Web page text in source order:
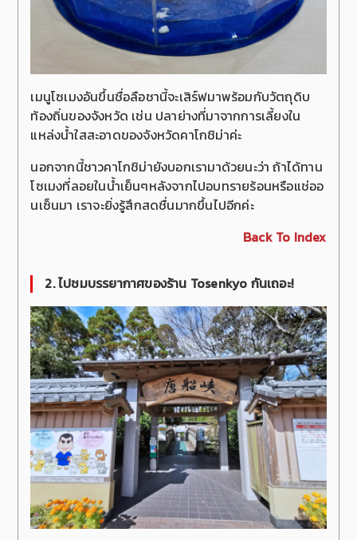
เมนูโซเมงอันขึ้นชื่อลือชานี้จะเสิร์ฟมาพร้อมกับวัตถุดิบ
ท้องถิ่นของจังหวัด เช่น ปลาย่างที่มาจากการเลี้ยงใน
แหล่งน้ำใสสะอาดของจังหวัดคาโกชิม่าค่ะ
นอกจากนี้ชาวคาโกชิม่ายังบอกเรามาด้วยนะว่า ถ้าได้ทาน
โซเมงที่ลอยในน้ำเย็นๆหลังจากไปอบทรายร้อนหรือแช่ออ
นเซ็นมา เราจะยิ่งรู้สึกสดชื่นมากขึ้นไปอีกค่ะ
Back To Index
2. ไปชมบรรยากาศของร้าน Tosenkyo กันเถอะ!